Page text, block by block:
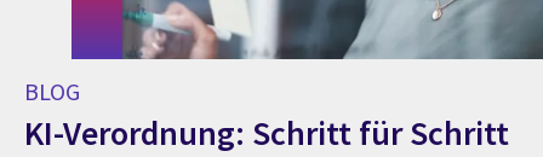
BLOG
KI-Verordnung: Schritt für Schritt